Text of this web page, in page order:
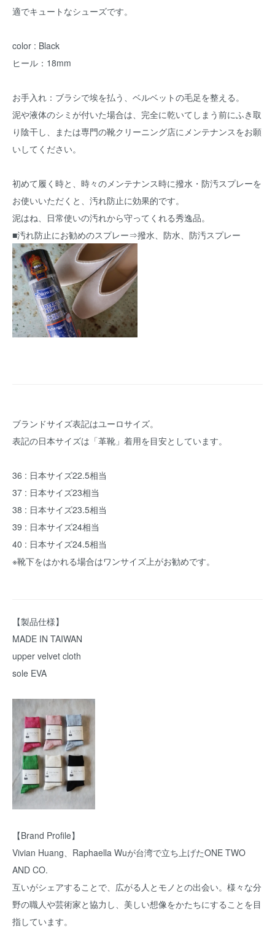
適でキュートなシューズです。
color : Black
ヒール：18mm
お手入れ：ブラシで埃を払う、ベルベットの毛足を整える。
泥や液体のシミが付いた場合は、完全に乾いてしまう前にふき取
り陰干し、または専門の靴クリーニング店にメンテナンスをお願
いしてください。
初めて履く時と、時々のメンテナンス時に撥水・防汚スプレーを
お使いいただくと、汚れ防止に効果的です。
泥はね、日常使いの汚れから守ってくれる秀逸品。
■汚れ防止にお勧めのスプレー⇒撥水、防水、防汚スプレー
ブランドサイズ表記はユーロサイズ。
表記の日本サイズは「革靴」着用を目安としています。
36 : 日本サイズ22.5相当
37 : 日本サイズ23相当
38 : 日本サイズ23.5相当
39 : 日本サイズ24相当
40 : 日本サイズ24.5相当
※靴下をはかれる場合はワンサイズ上がお勧めです。
【製品仕様】
MADE IN TAIWAN
upper velvet cloth
sole EVA
【Brand Profile】
Vivian Huang、Raphaella Wuが台湾で立ち上げたONE TWO
AND CO.
互いがシェアすることで、広がる人とモノとの出会い。様々な分
野の職人や芸術家と協力し、美しい想像をかたちにすることを目
指しています。